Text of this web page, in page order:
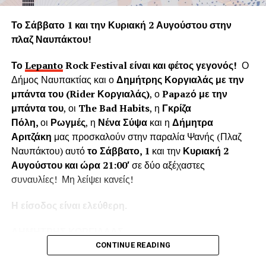
Η «Εφορεία Αρχαιοτήτων Αιτωλοακαρνανίας και
Λευκάδας» υποστηρίζει ψευδώς ότι τα δέντρα που
κόπηκαν δημιουργούσαν προβλήματα στο τείχος του
ενετικού κάστρου. Όμως τα δέντρα του κάστρου
προέρχονται από τις δεντροφυτεύσεις που έγιναν
νομίμως από το 1914 έως το 1939 (έγκριση από το
Υπουργείο Εσωτερικών και κατόπιν από το Υπουργείο
Γεωργίας υπό την γραμματεία του Ιωάννη Μπρικόλα) και
βρίσκονται σε απόσταση ασφαλείας από τα τείχη.
Συνεπώς πολλά από τα δέντρα έχουν ηλικία άνω των 100
ετών χωρίς να έχει αναφερθεί κάποιο πρόβλημα στη
στατικότητα των τειχών που να οφείλεται στην πλήρη
ανάπτυξη του ριζικού συστήματος. Το Δασαρχείο
Ναυπάκτου βεβαιώνει ότι δεν υπάρχει σχετική μελέτη ούτε
Επίσης εντός του κάστρου υπάρχει σύγχρονο σύστημα
πυροπροστασίας το οποίο μπορεί να το προστατέψει από
Το Σάββατο 1 και την Κυριακή 2 Αυγούστου στην
πλαζ Ναυπάκτου!
ΤοLepantoRockFestivalείναι και φέτος γεγονός! Ο
Δήμος Ναυπακτίας και οΔημήτρης Κοργιαλάς με την
μπάντα του (RiderΚοργιαλάς), οPapazό με την
μπάντα του, οι The Bad Habits, η Γκρίζα
Πόλη,οι Ρωγμές, η Νένα Σύψακαι η Δήμητρα
Αριτζάκη μας προσκαλούν στην παραλία Ψανής (Πλαζ
Ναυπάκτου) αυτότο Σάββατο, 1 και τηνΚυριακή 2
Αυγούστου και ώρα 21:00′σε δύο αξέχαστες
συναυλίες! Μη λείψει κανείς!
Η είσοδος είναι ελεύθερη.
Δημήτρης Κοργιαλάςείναι
CONTINUE READING